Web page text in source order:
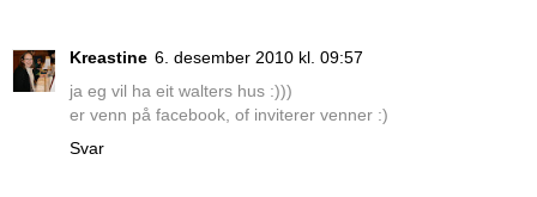
Kreastine 6. desember 2010 kl. 09:57
ja eg vil ha eit walters hus :)))
er venn på facebook, of inviterer venner :)
Svar